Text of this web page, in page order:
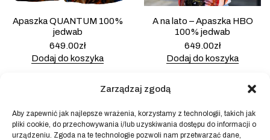
Zarządzaj zgodą
Aby zapewnić jak najlepsze wrażenia, korzystamy z technologii, takich jak
pliki cookie, do przechowywania i/lub uzyskiwania dostępu do informacji o
urządzeniu. Zgoda na te technologie pozwoli nam przetwarzać dane,
Apaszka QUANTUM 100%
jedwab
649.00zł
Dodaj do koszyka
A na lato – Apaszka HBO
100% jedwab
649.00zł
Dodaj do koszyka
Powered byBlock Shop.